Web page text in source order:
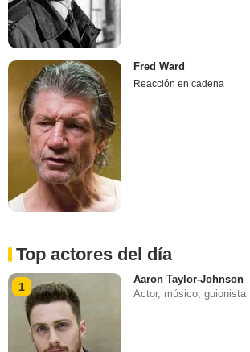
Fred Ward
Reacción en cadena
Top actores del día
1
Aaron Taylor-Johnson
Actor, músico, guionista